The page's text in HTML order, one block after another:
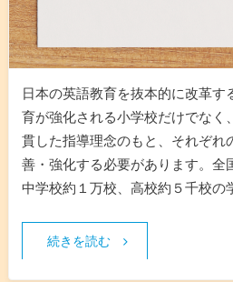
日本の英語教育を抜本的に改革す
育が強化される小学校だけでなく
貫した指導理念のもと、それぞれ
善・強化する必要があります。全
中学校約１万校、高校約５千校の
続きを読む